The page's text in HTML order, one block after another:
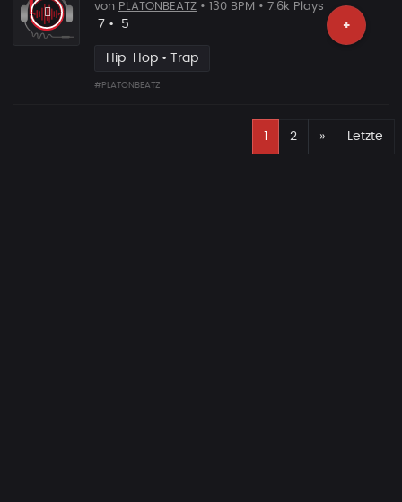
+
von PLATONBEATZ • 130 BPM • 7.6k Plays
Likes
7 • Vorgeschlagen
5
Hip-Hop • Trap
#PLATONBEATZ
2 »Nächste
Letzte